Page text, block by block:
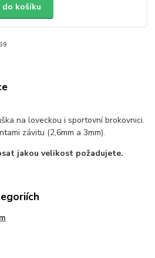
košíku
na loveckou i sportovní brokovnici.
závitu (2,6mm a 3mm).
jakou velikost požadujete.